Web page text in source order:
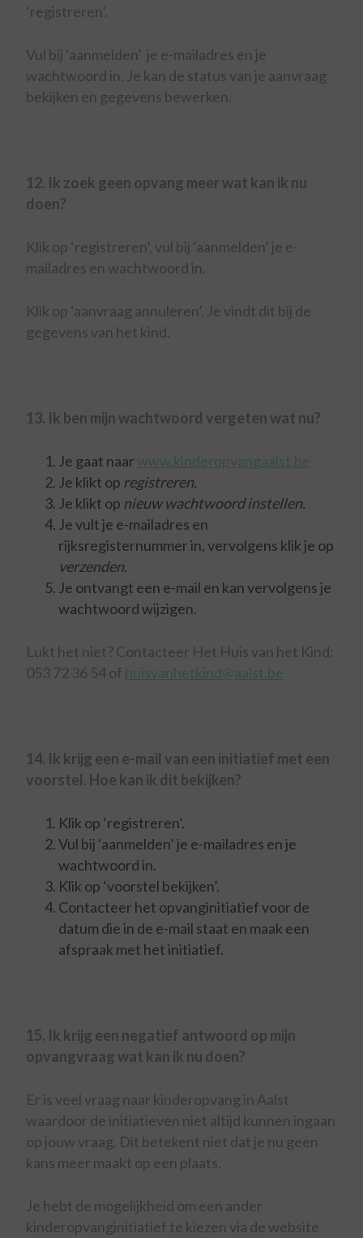
‘registreren’.
Vul bij ‘aanmelden’ je e-mailadres en je
wachtwoord in. Je kan de status van je aanvraag
bekijken en gegevens bewerken.
12. Ik zoek geen opvang meer wat kan ik nu
doen?
Klik op ‘registreren’, vul bij ‘aanmelden’ je e-
mailadres en wachtwoord in.
Klik op ‘aanvraag annuleren’. Je vindt dit bij de
gegevens van het kind.
13. Ik ben mijn wachtwoord vergeten wat nu?
Je gaat naarwww.kinderopvangaalst.be
Je klikt op registreren.
Je klikt op nieuw wachtwoord instellen.
Je vult je e-mailadres en
rijksregisternummer in, vervolgens klik je op
verzenden.
Je ontvangt een e-mail en kan vervolgens je
wachtwoord wijzigen.
Lukt het niet? Contacteer Het Huis van het Kind:
053 72 36 54 of huisvanhetkind@aalst.be
14. Ik krijg een e-mail van een initiatief met een
voorstel. Hoe kan ik dit bekijken?
Klik op ‘registreren’.
Vul bij ‘aanmelden’ je e-mailadres en je
wachtwoord in.
Klik op ‘voorstel bekijken’.
Contacteer het opvanginitiatief voor de
datum die in de e-mail staat en maak een
afspraak met het initiatief.
15. Ik krijg een negatief antwoord op mijn
opvangvraag wat kan ik nu doen?
Er is veel vraag naar kinderopvang in Aalst
waardoor de initiatieven niet altijd kunnen ingaan
op jouw vraag. Dit betekent niet dat je nu geen
kans meer maakt op een plaats.
Je hebt de mogelijkheid om een ander
kinderopvanginitiatief te kiezen via de website